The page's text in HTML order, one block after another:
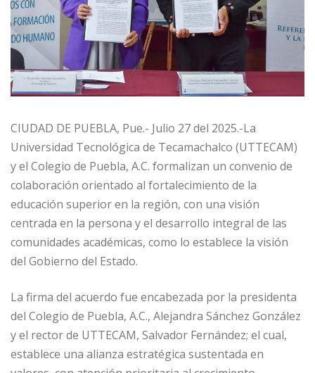
CIUDAD DE PUEBLA, Pue.- Julio 27 del 2025.-La
Universidad Tecnológica de Tecamachalco (UTTECAM)
y el Colegio de Puebla, A.C. formalizan un convenio de
colaboración orientado al fortalecimiento de la
educación superior en la región, con una visión
centrada en la persona y el desarrollo integral de las
comunidades académicas, como lo establece la visión
del Gobierno del Estado.
La firma del acuerdo fue encabezada por la presidenta
del Colegio de Puebla, A.C., Alejandra Sánchez González
y el rector de UTTECAM, Salvador Fernández; el cual,
establece una alianza estratégica sustentada en